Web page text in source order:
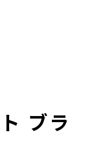
ブラ